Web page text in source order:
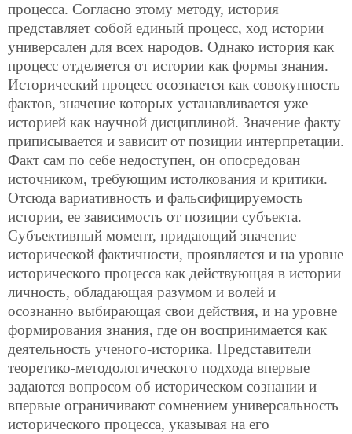
процесса. Согласно этому методу, история
представляет собой единый процесс, ход истории
универсален для всех народов. Однако история как
процесс отделяется от истории как формы знания.
Исторический процесс осознается как совокупность
фактов, значение которых устанавливается уже
историей как научной дисциплиной. Значение факту
приписывается и зависит от позиции интерпретации.
Факт сам по себе недоступен, он опосредован
источником, требующим истолкования и критики.
Отсюда вариативность и фальсифицируемость
истории, ее зависимость от позиции субъекта.
Субъективный момент, придающий значение
исторической фактичности, проявляется и на уровне
исторического процесса как действующая в истории
личность, обладающая разумом и волей и
осознанно выбирающая свои действия, и на уровне
формирования знания, где он воспринимается как
деятельность ученого-историка. Представители
теоретико-методологического подхода впервые
задаются вопросом об историческом сознании и
впервые ограничивают сомнением универсальность
исторического процесса, указывая на его